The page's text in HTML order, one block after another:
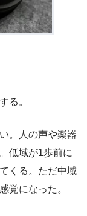
る。
。人の声や楽器
低域が1歩前に
くる。ただ中域
覚になった。